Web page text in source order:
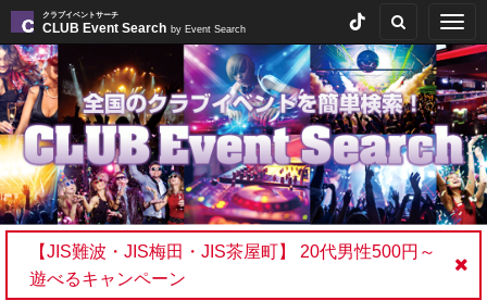
クラブイベントサーチ
CLUB Event Search by Event Search
【JIS難波・JIS梅田・JIS茶屋町】 20代男性500円～
遊べるキャンペーン